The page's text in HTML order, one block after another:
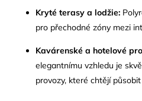
Kryté terasy a lodžie:
pro přechodné zóny mezi
Kavárenské a hotelové
elegantnímu vzhledu je
provozy, které chtějí